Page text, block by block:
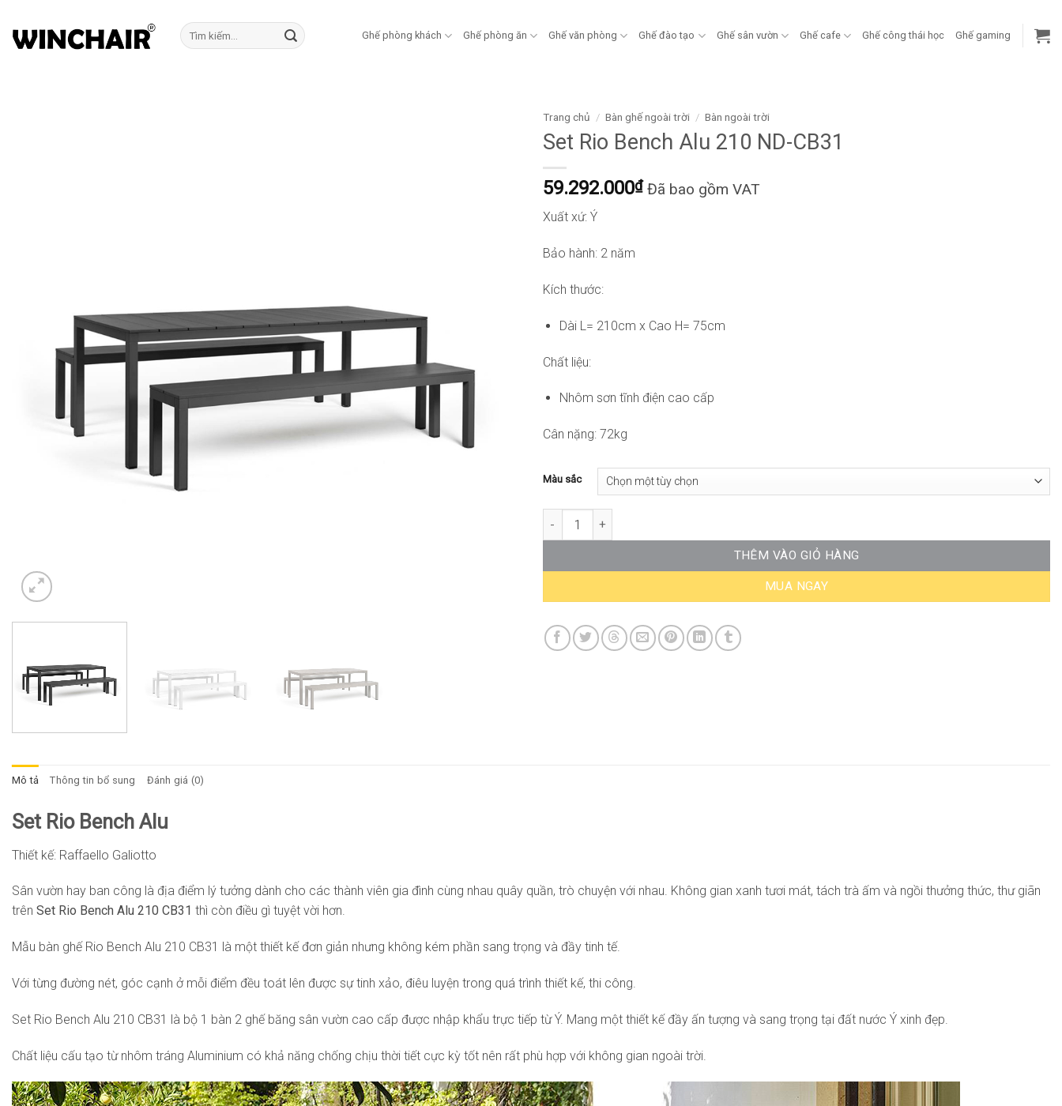
qua
Tìm
kiếm:
Ghế phòng khách Ghế phòng ăn Ghế văn phòng Ghế đào tạo Ghế sân vườn Ghế cafe Ghế công thái học Ghế gaming
Trang chủ / Bàn ghế ngoài trời / Bàn ngoài trời
Set Rio Bench Alu 210 ND-CB31
59.292.000₫ Đã bao gồm VAT
Xuất xứ: Ý
Bảo hành: 2 năm
Kích thước:
Dài L= 210cm x Cao H= 75cm
Chất liệu:
Nhôm sơn tĩnh điện cao cấp
Cân nặng: 72kg
Màu sắc
Set Rio Bench Alu 210 ND-CB31 số lượng
THÊM VÀO GIỎ HÀNG
MUA NGAY
Mô tả Thông tin bổ sung Đánh giá (0)
Set Rio Bench Alu
Thiết kế: Raffaello Galiotto
Sân vườn hay ban công là địa điểm lý tưởng dành cho các thành viên gia đình cùng nhau quây quần, trò chuyện với nhau. Không gian xanh tươi mát, tách trà ấm và ngồi thưởng thức, thư giãn
trên Set Rio Bench Alu 210 CB31 thì còn điều gì tuyệt vời hơn.
Mẫu bàn ghế Rio Bench Alu 210 CB31 là một thiết kế đơn giản nhưng không kém phần sang trọng và đầy tinh tế.
Với từng đường nét, góc cạnh ở mỗi điểm đều toát lên được sự tinh xảo, điêu luyện trong quá trình thiết kế, thi công.
Set Rio Bench Alu 210 CB31 là bộ 1 bàn 2 ghế băng sân vườn cao cấp được nhập khẩu trực tiếp từ Ý. Mang một thiết kế đầy ấn tượng và sang trọng tại đất nước Ý xinh đẹp.
Chất liệu cấu tạo từ nhôm tráng Aluminium có khả năng chống chịu thời tiết cực kỳ tốt nên rất phù hợp với không gian ngoài trời.